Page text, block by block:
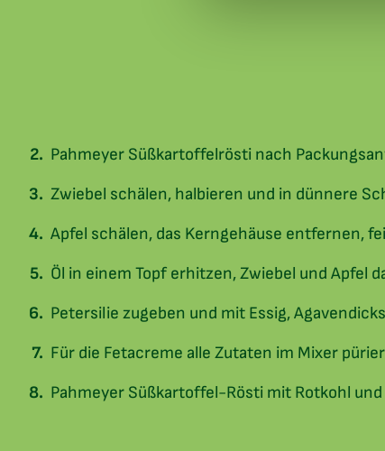
Pahmeyer Süßkartoffelrösti nach
Zwiebel schälen, halbieren und in dünnere
Apfel schälen, das Kerngehäuse entfernen,
Öl in einem Topf erhitzen, Zwiebel und Apfel
Petersilie zugeben und mit Essig,
Für die Fetacreme alle Zutaten im Mixer
Pahmeyer Süßkartoffel-Rösti mit Rotkohl